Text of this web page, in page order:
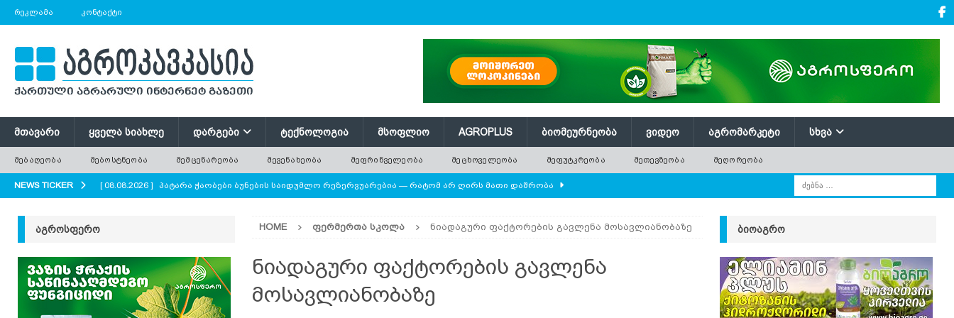
ᲠᲔᲙᲚᲐᲛᲐ ᲙᲝᲜᲢᲐᲥᲢᲘ
ᲛᲗᲐᲕᲐᲠᲘ ᲧᲕᲔᲚᲐ ᲡᲘᲐᲮᲚᲔ ᲓᲐᲠᲒᲔᲑᲘ ᲢᲔᲥᲜᲝᲚᲝᲒᲘᲐ ᲛᲡᲝᲤᲚᲘᲝ AGROPLUS ᲑᲘᲝᲛᲔᲣᲠᲜᲔᲝᲑᲐ ᲕᲘᲓᲔᲝ ᲐᲒᲠᲝᲛᲐᲠᲙᲔᲢᲘ ᲡᲮᲕᲐ
ᲛᲔᲑᲐᲦᲔᲝᲑᲐ ᲛᲔᲑᲝᲡᲢᲜᲔᲝᲑᲐ ᲛᲔᲛᲪᲔᲜᲐᲠᲔᲝᲑᲐ ᲛᲔᲕᲔᲜᲐᲮᲔᲝᲑᲐ ᲛᲔᲤᲠᲘᲜᲕᲔᲚᲔᲝᲑᲐ ᲛᲔᲪᲮᲝᲕᲔᲚᲔᲝᲑᲐ ᲛᲔᲤᲣᲢᲙᲠᲔᲝᲑᲐ ᲛᲔᲗᲔᲕᲖᲔᲝᲑᲐ ᲛᲔᲦᲝᲠᲔᲝᲑᲐ
NEWS TICKER [ 08.08.2026 ] პატარა ჭაობები ბუნების საიდუმლო რეზერვუარებია — რატომ არ ღირს მათი დაშრობა
ერთი საზამთრო, რომელიც ორი ადამიანის წონას უტოლდებოდა AGROPLUS
[ 08.08.2026 ] რა უნდა გავითვალისწინოთ ციცრის მოშენების დროს ᲛᲔᲤᲠᲘᲜᲕᲔᲚᲔᲝᲑᲐ
[ 08.08.2026 ] მინდვრის პატარა ყვავილები დიდი ეკოსისტემის საფუძველია — რატომ ქრება ველური
ყვავილოვანი მდელოები?
HOME ᲤᲔᲠᲛᲔᲠᲗᲐ ᲡᲙᲝᲚᲐ ნიადაგური ფაქტორების გავლენა მოსავლიანობაზე
ნიადაგური ფაქტორების გავლენა
მოსავლიანობაზე
ᲐᲒᲠᲝᲡᲤᲔᲠᲝ ᲑᲘᲝᲐᲒᲠᲝ